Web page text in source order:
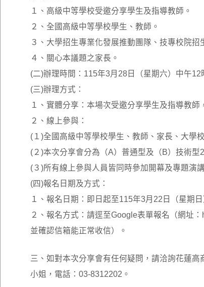
１、高級中等學校受邀分享學生及指導教師。
２、全國高級中等學校學生、教師。
３、大學招生專業化發展推動團隊、技專校院
４、關心本議題之家長。
(二)辦理時間：115年3月28日（星期六）中午
(三)辦理方式：
１、實體分享：本場次受邀分享學生及指導教
２、線上參與：
(１)全國高級中等學校學生、教師、家長、大學
(２)本次分享會分為（A）普通型及（B）技術型
(３)所有線上參與人員皆同時參加開幕及專題演
(四)報名日期及方式：
１、報名日期：即日起至115年3月22日（星期日
２、報名方式：請逕至Google表單報名（網址
並確認信箱能正常收信）。
三、如對本次分享會有任何疑問，請洽詢花蓮高
小姐，電話：03-8312202。